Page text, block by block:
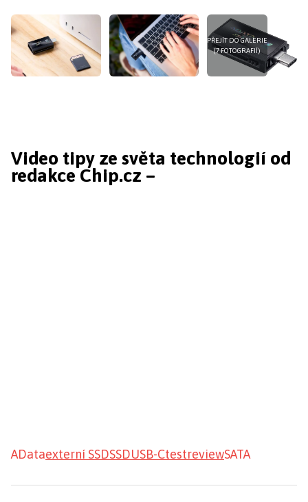
PŘEJÍT DO GALERIE
(7 FOTOGRAFIÍ)
Video tipy ze světa technologií od
redakce Chip.cz –
ADataexterní SSDSSDUSB-CtestreviewSATA